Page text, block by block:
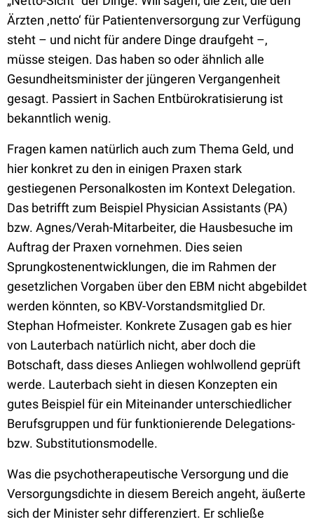
Ärzten ‚netto‘ für Patientenversorgung zur Verfügung
steht – und nicht für andere Dinge draufgeht –,
müsse steigen. Das haben so oder ähnlich alle
Gesundheitsminister der jüngeren Vergangenheit
gesagt. Passiert in Sachen Entbürokratisierung ist
bekanntlich wenig.
Fragen kamen natürlich auch zum Thema Geld, und
hier konkret zu den in einigen Praxen stark
gestiegenen Personalkosten im Kontext Delegation.
Das betrifft zum Beispiel Physician Assistants (PA)
bzw. Agnes/Verah-Mitarbeiter, die Hausbesuche im
Auftrag der Praxen vornehmen. Dies seien
Sprungkostenentwicklungen, die im Rahmen der
gesetzlichen Vorgaben über den EBM nicht abgebildet
werden könnten, so KBV-Vorstandsmitglied Dr.
Stephan Hofmeister. Konkrete Zusagen gab es hier
von Lauterbach natürlich nicht, aber doch die
Botschaft, dass dieses Anliegen wohlwollend geprüft
werde. Lauterbach sieht in diesen Konzepten ein
gutes Beispiel für ein Miteinander unterschiedlicher
Berufsgruppen und für funktionierende Delegations-
bzw. Substitutionsmodelle.
Was die psychotherapeutische Versorgung und die
Versorgungsdichte in diesem Bereich angeht, äußerte
sich der Minister sehr differenziert. Er schließe